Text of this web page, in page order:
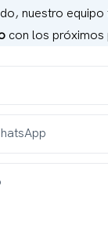
nuestro
con los próximos